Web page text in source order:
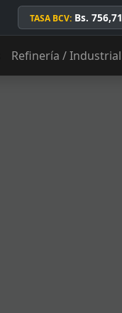
TASA BCV: Bs. 756,71
Refinería / Industrial